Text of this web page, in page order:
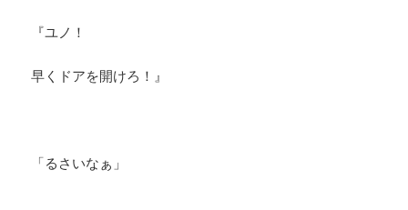
『ユノ！
早くドアを開けろ！』
「るさいなぁ」